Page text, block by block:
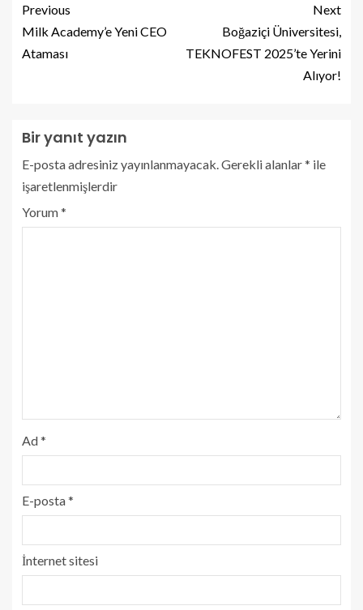
Previous
Milk Academy’e Yeni CEO
Ataması
Next
Boğaziçi Üniversitesi,
TEKNOFEST 2025’te Yerini
Alıyor!
Bir yanıt yazın
E-posta adresiniz yayınlanmayacak. Gerekli alanlar* ile
işaretlenmişlerdir
Yorum*
Ad*
E-posta*
İnternet sitesi